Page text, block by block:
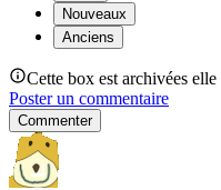
Nouveaux
Anciens
Cette box est archivées
Poster un commentaire
Commenter